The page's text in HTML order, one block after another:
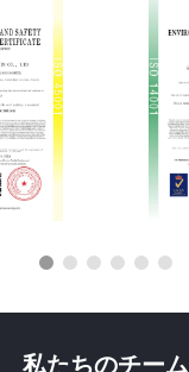
私たちのチーム